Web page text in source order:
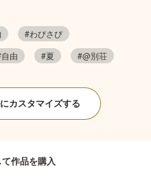
#わびさび
由 #夏 #@別荘
カスタマイズする
作品を購入